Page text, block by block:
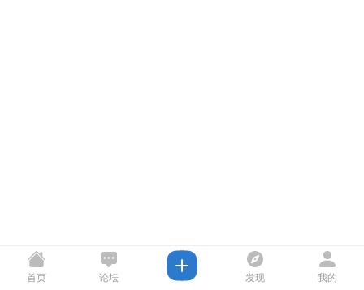
首页 论坛 发现 我的